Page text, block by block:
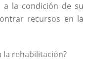
a la condición de su
recursos en la
la rehabilitación?